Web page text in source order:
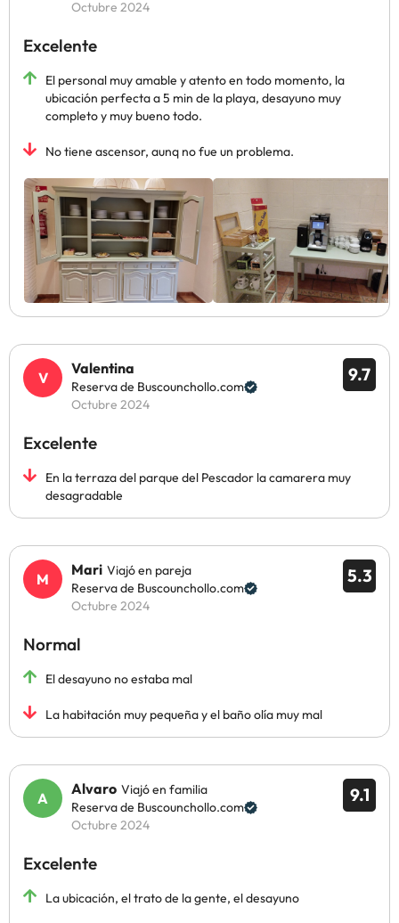
Octubre 2024
Excelente
El personal muy amable y atento en todo momento, la
ubicación perfecta a 5 min de la playa, desayuno muy
completo y muy bueno todo.
No tiene ascensor, aunq no fue un problema.
9.7
Valentina
Reserva de Buscounchollo.com
Octubre 2024
Excelente
En la terraza del parque del Pescador la camarera muy
desagradable
5.3
Mari Viajó en pareja
Reserva de Buscounchollo.com
Octubre 2024
Normal
El desayuno no estaba mal
La habitación muy pequeña y el baño olía muy mal
9.1
Alvaro Viajó en familia
Reserva de Buscounchollo.com
Octubre 2024
Excelente
La ubicación, el trato de la gente, el desayuno